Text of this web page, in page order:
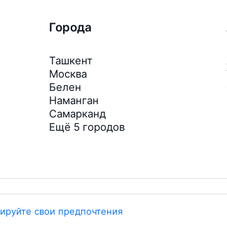
Города
Ташкент
Москва
Белен
Наманган
Самарканд
Ещё 5 городов
свои предпочтения